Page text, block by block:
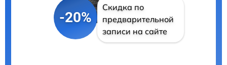
-20%
Скидка по
предварительной
записи на сайте